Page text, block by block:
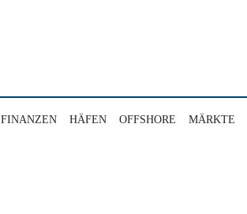
FINANZEN HÄFEN OFFSHORE MÄRKTE